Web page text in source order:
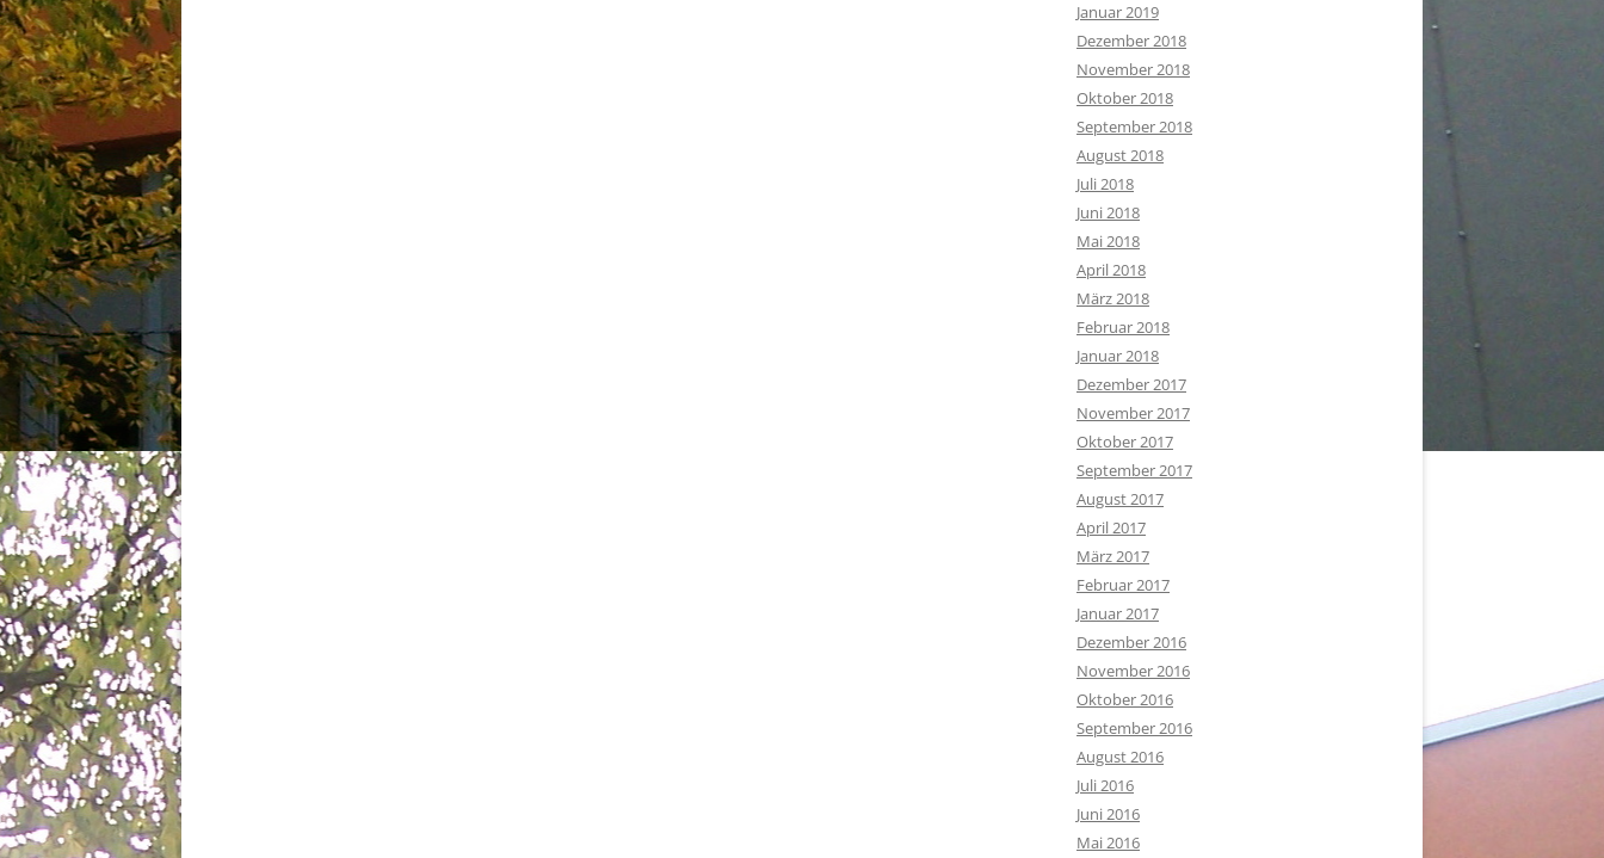
Januar 2019
Dezember 2018
November 2018
Oktober 2018
September 2018
August 2018
Juli 2018
Juni 2018
Mai 2018
April 2018
März 2018
Februar 2018
Januar 2018
Dezember 2017
November 2017
Oktober 2017
September 2017
August 2017
April 2017
März 2017
Februar 2017
Januar 2017
Dezember 2016
November 2016
Oktober 2016
September 2016
August 2016
Juli 2016
Juni 2016
Mai 2016